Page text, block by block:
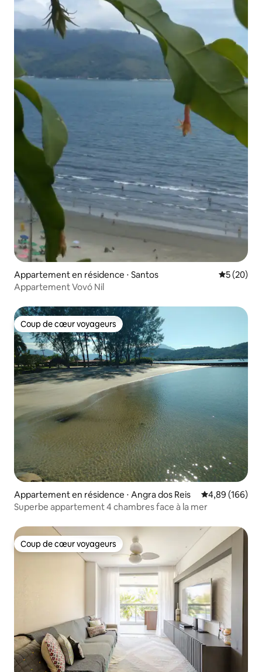
Appartement en résidence ⋅ Santos
5 (20)
Appartement Vovó Nil
Coup de cœur voyageurs
Coup de cœur voyageurs
Appartement en résidence ⋅ Angra dos Reis Évaluation
4,89 (166)
Superbe appartement 4 chambres face à la mer
Coup de cœur voyageurs
Coup de cœur voyageurs